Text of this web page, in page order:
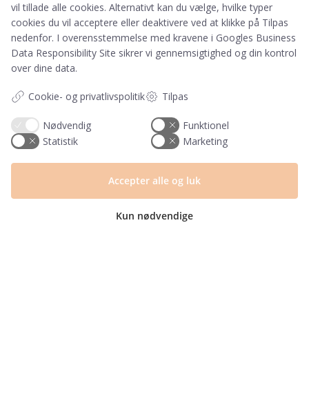
Information
Tryktider
Handelsbetingelser og FAQ
Persondatapolitik
Blog
Kategorier
vil tillade alle cookies. Alternativt kan du vælge, hvilke typer
cookies du vil acceptere eller deaktivere ved at klikke på Tilpas
nedenfor. I overensstemmelse med kravene i Googles Business
Data Responsibility Site sikrer vi gennemsigtighed og din kontrol
over dine data.
Cookie- og privatlivspolitik Tilpas
Nødvendig
Funktionel
Statistik
Marketing
Kun nødvendige
Accepter alle og luk